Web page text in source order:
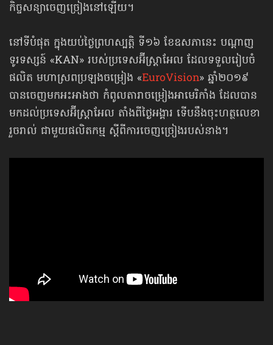
កិច្ចសន្យា​ចេញច្រៀងនៅឡើយ។
នៅទីបំផុត ក្នុងយប់ថ្ងៃព្រហស្បត្តិ ទី១៦ ខែឧសភានេះ បណ្ដាញ
ទូរទស្សន៍ «KAN» របស់ប្រទេសអ៊ីស្ត្រាអែល ដែល​ទទួលរៀបចំ
ផលិត មហាស្រពប្រឡងចម្រៀង «EuroVision» ឆ្នាំ២០១៩
បានចេញមកអះអាងថា កំពូល​តារាចម្រៀង​អាមេរិកាំង ដែលបាន
មកដល់ប្រទេសអ៊ីស្ត្រាអែល តាំងពីថ្ងៃអង្គារ ទើបនឹងចុះហត្ថលេខា
រួចរាល់ ជាមួយ​ផលិតកម្ម ស្ដីពីការចេញច្រៀង​របស់នាង។